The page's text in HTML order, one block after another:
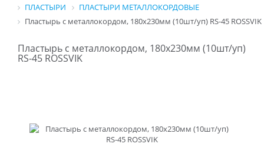
ПЛАСТЫРИ
ПЛАСТЫРИ МЕТАЛЛОКОРДОВЫЕ
Пластырь с металлокордом, 180х230мм (10шт/уп) RS-45 ROSSVIK
Пластырь с металлокордом, 180х230мм (10шт/уп)
RS-45 ROSSVIK